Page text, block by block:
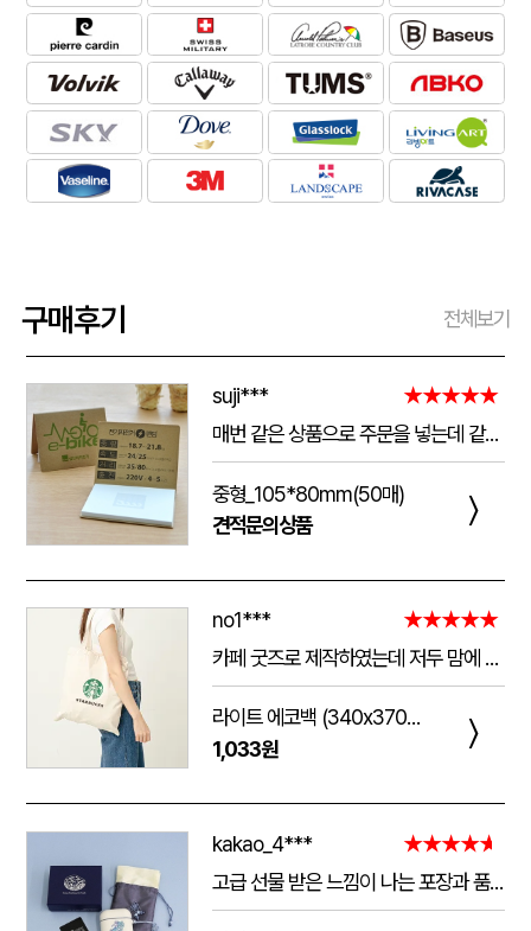
구매후기 전체보기
suji***
★★★★★
매번 같은 상품으로 주문을 넣는데 같은 품질로 받을 수 있어서 좋습니다. 배송 기간도 적당히 잘오는거 같아요. 앞으로도 계속 이용할꺼 같습니다. 지금과 같은 품질로 유지해주세요!!
중형_105*80mm(50매)
견적문의상품
〉
no1***
★★★★★
카페 굿즈로 제작하였는데 저두 맘에 들고 손님들도 맘에 들어하세요. 저두 매일 들고 다니는데 탄탄해서 좋아요.가격도 맘에 들어서 벌써 3번째 주문했어요.진행 과정에 있어서도 상담 직원분들 세심하고 친절하세요.
라이트 에코백 (340x370mm)
1,033원
〉
kakao_4***
★★★★★
고급 선물 받은 느낌이 나는 포장과 품질.
주는 사람도 받는 사람도 만족 스러운 제품 입니다.